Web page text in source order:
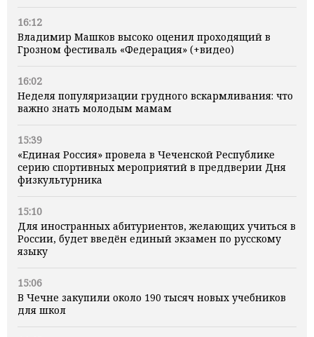
16:12
Владимир Машков высоко оценил проходящий в
Грозном фестиваль «Федерация» (+видео)
16:02
Неделя популяризации грудного вскармливания: что
важно знать молодым мамам
15:39
«Единая Россия» провела в Чеченской Республике
серию спортивных мероприятий в преддверии Дня
физкультурника
15:10
Для иностранных абитуриентов, желающих учиться в
России, будет введён единый экзамен по русскому
языку
15:06
В Чечне закупили около 190 тысяч новых учебников
для школ